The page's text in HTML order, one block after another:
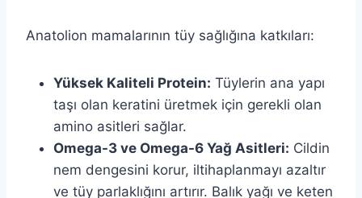
Anatolion mamalarının tüy sağlığına katkıları:
Yüksek Kaliteli Protein: Tüylerin ana yapı
taşı olan keratini üretmek için gerekli olan
amino asitleri sağlar.
Omega-3 ve Omega-6 Yağ Asitleri: Cildin
nem dengesini korur, iltihaplanmayı azaltır
ve tüy parlaklığını artırır. Balık yağı ve keten